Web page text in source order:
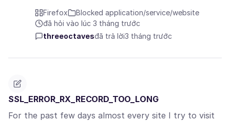
Firefox
Blocked application/service/website
đã hỏi vào lúc 3 tháng trước
threeoctavesđã trả lời3 tháng trước
SSL_ERROR_RX_RECORD_TOO_LONG
For the past few days almost every site I try to visit